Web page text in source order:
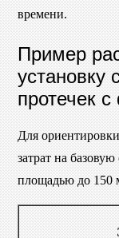
времени.
Пример
установку
протечек
Для
затрат на
площадью до 150